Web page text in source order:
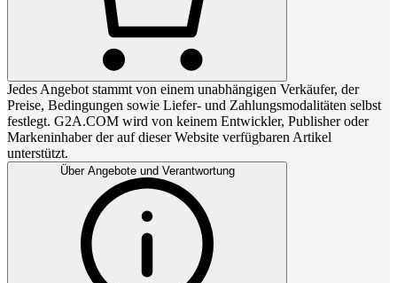
Jedes Angebot stammt von einem unabhängigen Verkäufer, der
Preise, Bedingungen sowie Liefer- und Zahlungsmodalitäten selbst
festlegt. G2A.COM wird von keinem Entwickler, Publisher oder
Markeninhaber der auf dieser Website verfügbaren Artikel
unterstützt.
Über Angebote und Verantwortung